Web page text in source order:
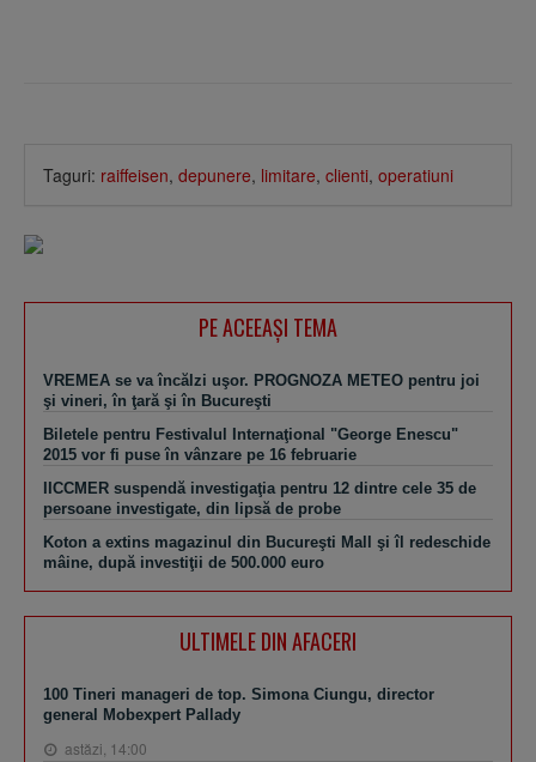
Taguri: raiffeisen, depunere, limitare, clienti, operatiuni
PE ACEEAŞI TEMA
VREMEA se va încălzi uşor. PROGNOZA METEO pentru joi
şi vineri, în ţară şi în Bucureşti
Biletele pentru Festivalul Internaţional "George Enescu"
2015 vor fi puse în vânzare pe 16 februarie
IICCMER suspendă investigaţia pentru 12 dintre cele 35 de
persoane investigate, din lipsă de probe
Koton a extins magazinul din Bucureşti Mall şi îl redeschide
mâine, după investiţii de 500.000 euro
ULTIMELE DIN AFACERI
100 Tineri manageri de top. Simona Ciungu, director
general Mobexpert Pallady
astăzi, 14:00